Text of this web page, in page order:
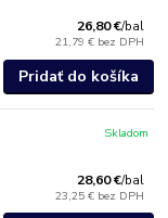
26,80 €/bal
21,79 € bez DPH
Pridať do košíka
28,60 €/bal
23,25 € bez DPH
Skladom